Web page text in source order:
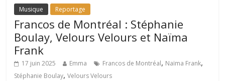
Musique Reportage
Francos de Montréal : Stéphanie
Boulay, Velours Velours et Naïma
Frank
17 juin 2025 Emma Francos de Montréal, Naïma Frank,
Stéphanie Boulay,Velours Velours